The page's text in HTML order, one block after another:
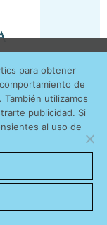
para obtener
de
utilizamos
publicidad. Si
al uso de
servicios que
y
que